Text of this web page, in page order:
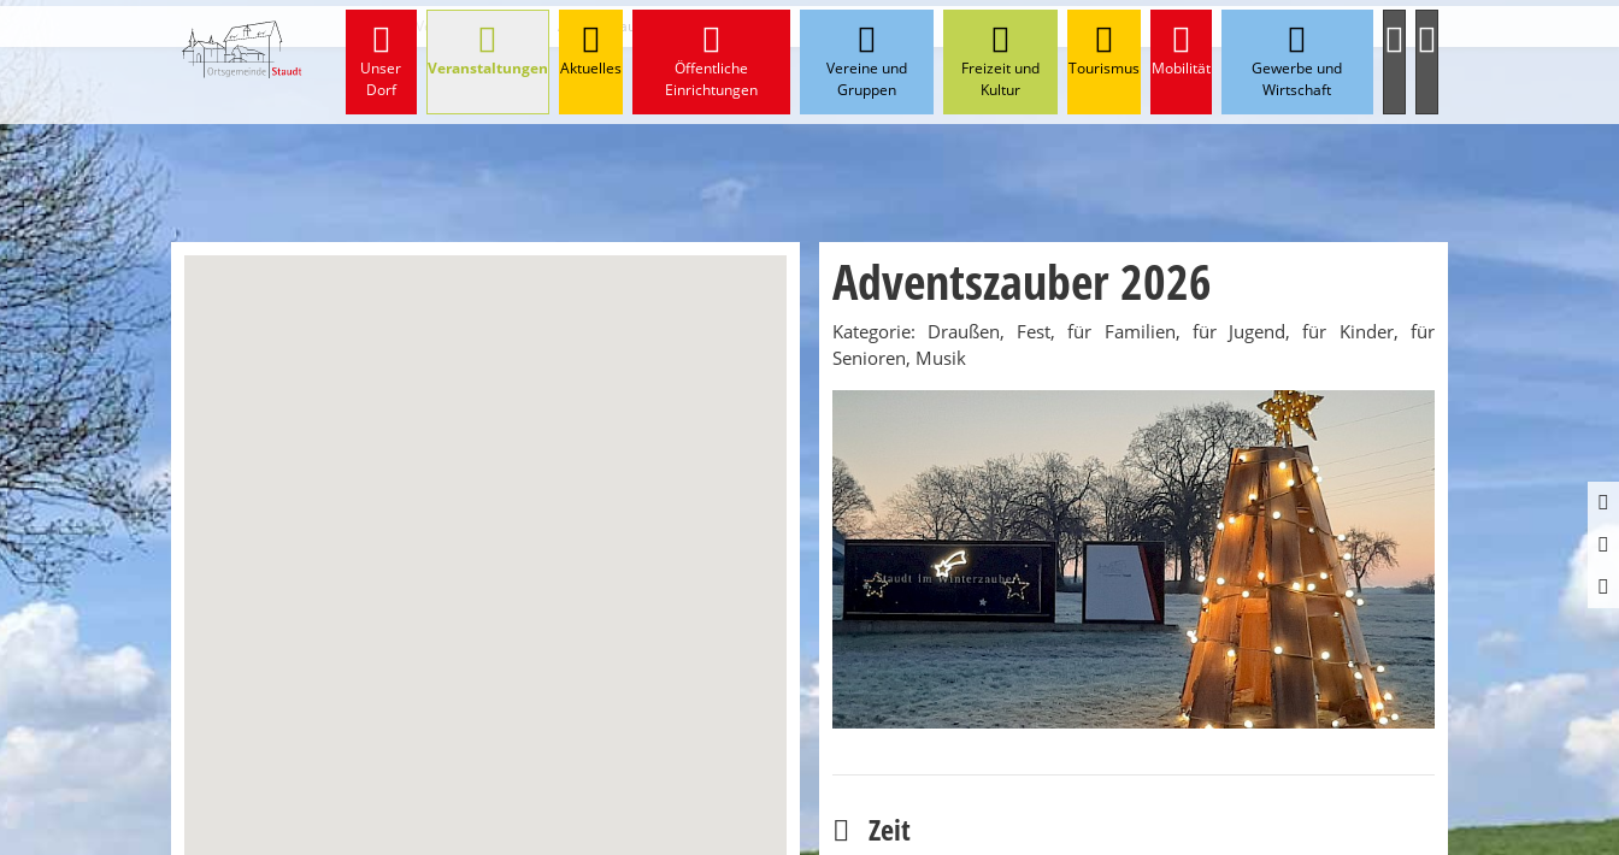
Unser
Dorf
Veranstaltungen Aktuelles
Öffentliche
Einrichtungen
Vereine und
Gruppen
Freizeit und
Kultur
Tourismus Mobilität
Gewerbe und
Wirtschaft
Start Veranstaltungen Adventszauber 2026
Adventszauber 2026
Kategorie: Draußen, Fest, für Familien, für Jugend, für Kinder, für
Senioren, Musik
Zeit